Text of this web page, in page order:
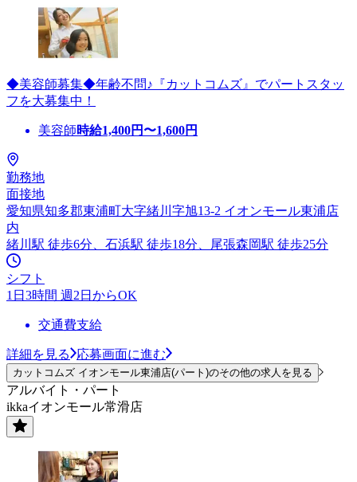
◆美容師募集◆年齢不問♪『カットコムズ』でパートスタッ
フを大募集中！
美容師時給1,400円〜1,600円
勤務地
面接地
愛知県知多郡東浦町大字緒川字旭13-2 イオンモール東浦店
内
緒川駅 徒歩6分、石浜駅 徒歩18分、尾張森岡駅 徒歩25分
シフト
1日3時間 週2日からOK
交通費支給
詳細を見る 応募画面に進む
カットコムズ イオンモール東浦店(パート)のその他の求人を見る
アルバイト・パート
ikkaイオンモール常滑店